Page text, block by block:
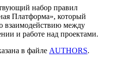
набор правил
Платформа», который
взаимодействию между
и работе над проектами.
в файле AUTHORS.